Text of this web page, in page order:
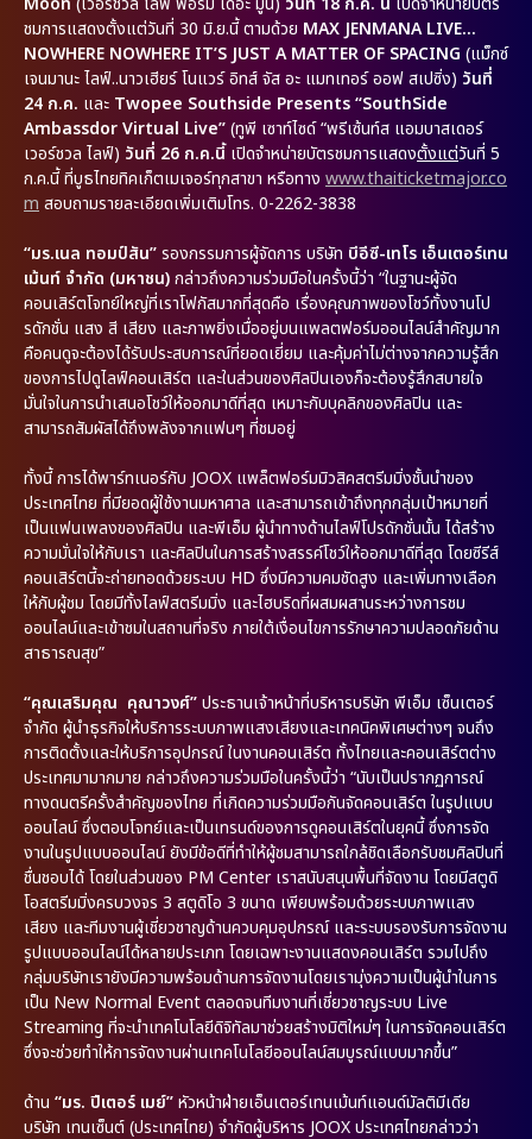
ชมการแสดงตั้งแต่วันที่ 30 มิ.ย.นี้ ตามด้วย MAX JENMANA LIVE…
NOWHERE NOWHERE IT’S JUST A MATTER OF SPACING (แม็กซ์
เจนมานะ ไลฟ์..นาวเฮียร์ โนแวร์ อิทส์ จัส อะ แมทเทอร์ ออฟ สเปซิ่ง) วันที่
24 ก.ค. และ Twopee Southside Presents “SouthSide
Ambassdor Virtual Live”(ทูพี เซาท์ไซด์ “พรีเซ้นท์ส แอมบาสเดอร์
เวอร์ชวล ไลฟ์) วันที่ 26 ก.ค.นี้เปิดจำหน่ายบัตรชมการแสดงตั้งแต่วันที่ 5
ก.ค.นี้ ที่บูธไทยทิคเก็ตเมเจอร์ทุกสาขา หรือทาง www.thaiticketmajor.co
m สอบถามรายละเอียดเพิ่มเติมโทร. 0-2262-3838
“มร.เนล ทอมป์สัน”รองกรรมการผู้จัดการ บริษัท บีอีซี-เทโร เอ็นเตอร์เทน
เม้นท์ จำกัด (มหาชน)กล่าวถึงความร่วมมือในครั้งนี้ว่า “ในฐานะผู้จัด
คอนเสิร์ตโจทย์ใหญ่ที่เราโฟกัสมากที่สุดคือ เรื่องคุณภาพของโชว์ทั้งงานโป
รดักชั่น แสง สี เสียง และภาพยิ่งเมื่ออยู่บนแพลตฟอร์มออนไลน์สำคัญมาก
คือคนดูจะต้องได้รับประสบการณ์ที่ยอดเยี่ยม และคุ้มค่าไม่ต่างจากความรู้สึก
ของการไปดูไลฟ์คอนเสิร์ต และในส่วนของศิลปินเองก็จะต้องรู้สึกสบายใจ
มั่นใจในการนำเสนอโชว์ให้ออกมาดีที่สุด เหมาะกับบุคลิกของศิลปิน และ
สามารถสัมผัสได้ถึงพลังจากแฟนๆ ที่ชมอยู่
ทั้งนี้ การได้พาร์ทเนอร์กับ JOOX แพล็ตฟอร์มมิวสิคสตรีมมิ่งชั้นนำของ
ประเทศไทย ที่มียอดผู้ใช้งานมหาศาล และสามารถเข้าถึงทุกกลุ่มเป้าหมายที่
เป็นแฟนเพลงของศิลปิน และพีเอ็ม ผู้นำทางด้านไลฟ์โปรดักชั่นนั้น ได้สร้าง
ความมั่นใจให้กับเรา และศิลปินในการสร้างสรรค์โชว์ให้ออกมาดีที่สุด โดยซีรีส์
คอนเสิร์ตนี้จะถ่ายทอดด้วยระบบ HD ซึ่งมีความคมชัดสูง และเพิ่มทางเลือก
ให้กับผู้ชม โดยมีทั้งไลฟ์สตรีมมิ่ง และไฮบริดที่ผสมผสานระหว่างการชม
ออนไลน์และเข้าชมในสถานที่จริง ภายใต้เงื่อนไขการรักษาความปลอดภัยด้าน
สาธารณสุข”
“คุณเสริมคุณ คุณาวงศ์”ประธานเจ้าหน้าที่บริหารบริษัท พีเอ็ม เซ็นเตอร์
จำกัด ผู้นำธุรกิจให้บริการระบบภาพแสงเสียงและเทคนิคพิเศษต่างๆ จนถึง
การติดตั้งและให้บริการอุปกรณ์ ในงานคอนเสิร์ต ทั้งไทยและคอนเสิร์ตต่าง
ประเทศมามากมาย กล่าวถึงความร่วมมือในครั้งนี้ว่า “นับเป็นปรากฏการณ์
ทางดนตรีครั้งสำคัญของไทย ที่เกิดความร่วมมือกันจัดคอนเสิร์ต ในรูปแบบ
ออนไลน์ ซึ่งตอบโจทย์และเป็นเทรนด์ของการดูคอนเสิร์ตในยุคนี้ ซึ่งการจัด
งานในรูปแบบออนไลน์ ยังมีข้อดีที่ทำให้ผู้ชมสามารถใกล้ชิดเลือกรับชมศิลปินที่
ชื่นชอบได้ โดยในส่วนของ PM Center เราสนับสนุนพื้นที่จัดงาน โดยมีสตูดิ
โอสตรีมมิ่งครบวงจร 3 สตูดิโอ 3 ขนาด เพียบพร้อมด้วยระบบภาพแสง
เสียง และทีมงานผู้เชี่ยวชาญด้านควบคุมอุปกรณ์ และระบบรองรับการจัดงาน
รูปแบบออนไลน์ได้หลายประเภท โดยเฉพาะงานแสดงคอนเสิร์ต รวมไปถึง
กลุ่มบริษัทเรายังมีความพร้อมด้านการจัดงานโดยเรามุ่งความเป็นผู้นำในการ
เป็น New Normal Event ตลอดจนทีมงานที่เชี่ยวชาญระบบ Live
Streaming ที่จะนำเทคโนโลยีดิจิทัลมาช่วยสร้างมิติใหม่ๆ ในการจัดคอนเสิร์ต
ซึ่งจะช่วยทำให้การจัดงานผ่านเทคโนโลยีออนไลน์สมบูรณ์แบบมากขึ้น”
ด้าน “มร. ปีเตอร์ เมย์”หัวหน้าฝ่ายเอ็นเตอร์เทนเม้นท์แอนด์มัลติมีเดีย
บริษัท เทนเซ็นต์ (ประเทศไทย) จำกัดผู้บริหาร JOOX ประเทศไทยกล่าวว่า